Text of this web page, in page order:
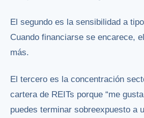
El segundo es la sensibilidad a
Cuando financiarse se encarece,
más.
El tercero es la concentración
cartera de REITs porque “me
puedes terminar sobreexpuesto a